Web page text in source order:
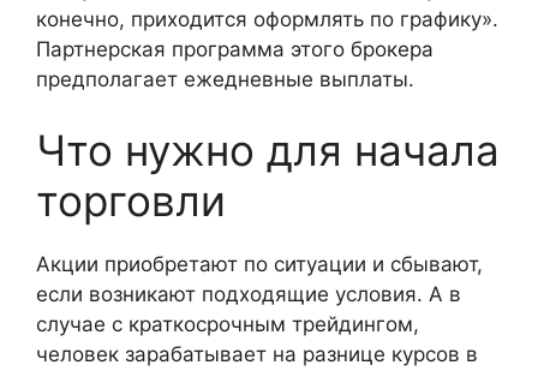
конечно, приходится оформлять по графику».
Партнерская программа этого брокера
предполагает ежедневные выплаты.
Что нужно для начала
торговли
Акции приобретают по ситуации и сбывают,
если возникают подходящие условия. А в
случае с краткосрочным трейдингом,
человек зарабатывает на разнице курсов в